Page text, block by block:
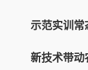
示范实训常
新技术带动